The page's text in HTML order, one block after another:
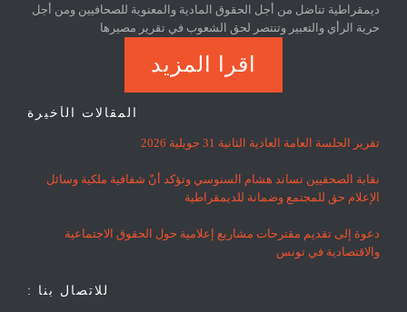
ديمقراطية تناضل من أجل الحقوق المادية والمعنوية للصحافيين ومن أجل
حرية الرأي والتعبير وتنتصر لحق الشعوب في تقرير مصيرها
اقرا المزيد
المقالات الأخيرة
تقرير الجلسة العامة العادية الثانية 31 جويلية 2026
نقابة الصحفيين تساند هشام السنوسي وتؤكد أنّ شفافية ملكية وسائل
الإعلام حق للمجتمع وضمانة للديمقراطية
دعوة إلى تقديم مقترحات مشاريع إعلامية حول الحقوق الاجتماعية
والاقتصادية في تونس
للاتصال بنا :